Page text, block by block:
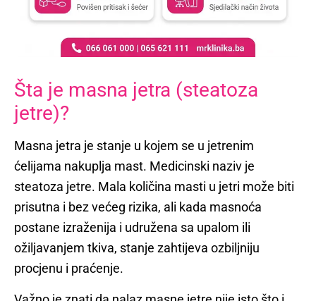
Šta je masna jetra (steatoza
jetre)?
Masna jetra je stanje u kojem se u jetrenim
ćelijama nakuplja mast. Medicinski naziv je
steatoza jetre. Mala količina masti u jetri može biti
prisutna i bez većeg rizika, ali kada masnoća
postane izraženija i udružena sa upalom ili
ožiljavanjem tkiva, stanje zahtijeva ozbiljniju
procjenu i praćenje.